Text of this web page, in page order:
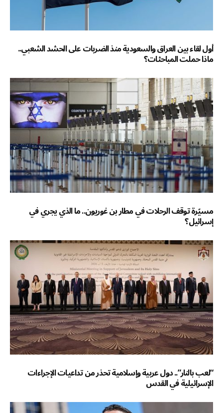
أول لقاء بين العراق والسعودية منذ الضربات على الحشد الشعبي..
ماذا حملت المباحثات؟
مسيّرة توقف الرحلات في مطار بن غوريون.. ما الذي يجري في
إسرائيل؟
“لعب بالنار”.. دول عربية وإسلامية تحذر من تداعيات الإجراءات
الإسرائيلية في القدس